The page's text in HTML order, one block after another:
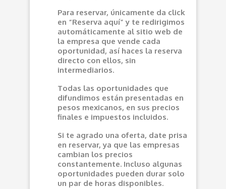
Para reservar, únicamente da click
en “Reserva aquí” y te redirigimos
automáticamente al sitio web de
la empresa que vende cada
oportunidad, así haces la reserva
directo con ellos, sin
intermediarios.
Todas las oportunidades que
difundimos están presentadas en
pesos mexicanos, en sus precios
finales e impuestos incluidos.
Si te agrado una oferta, date prisa
en reservar, ya que las empresas
cambian los precios
constantemente. Incluso algunas
oportunidades pueden durar solo
un par de horas disponibles.